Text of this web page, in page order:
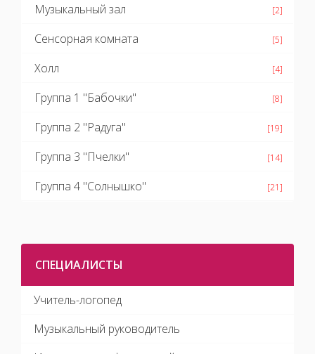
Музыкальный зал [2]
Сенсорная комната [5]
Холл [4]
Группа 1 "Бабочки" [8]
Группа 2 "Радуга" [19]
Группа 3 "Пчелки" [14]
Группа 4 "Солнышко" [21]
СПЕЦИАЛИСТЫ
Учитель-логопед
Музыкальный руководитель